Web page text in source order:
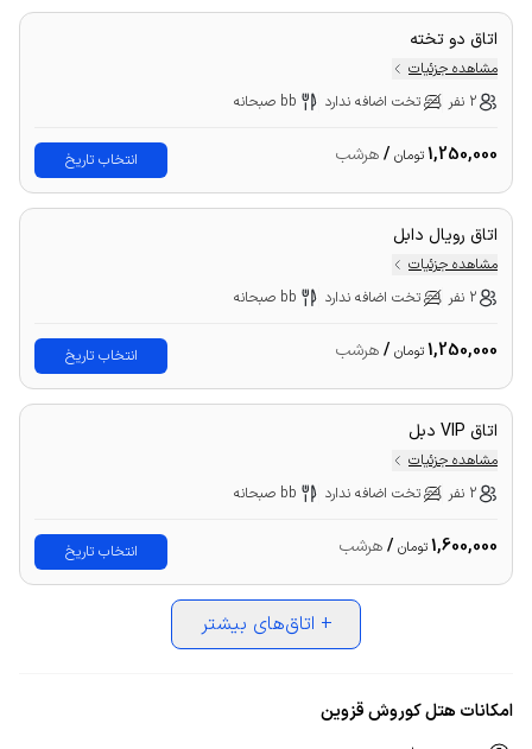
اتاق دو تخته
مشاهده جزئیات
2 نفر
تخت اضافه ندارد bb صبحانه
1,250,000تومان /هرشب انتخاب تاریخ
اتاق رویال دابل
مشاهده جزئیات
2 نفر
تخت اضافه ندارد bb صبحانه
1,250,000تومان /هرشب انتخاب تاریخ
اتاق VIP دبل
مشاهده جزئیات
2 نفر
تخت اضافه ندارد bb صبحانه
1,600,000تومان /هرشب انتخاب تاریخ
+ اتاق‌های بیشتر
امکانات هتل کوروش قزوین